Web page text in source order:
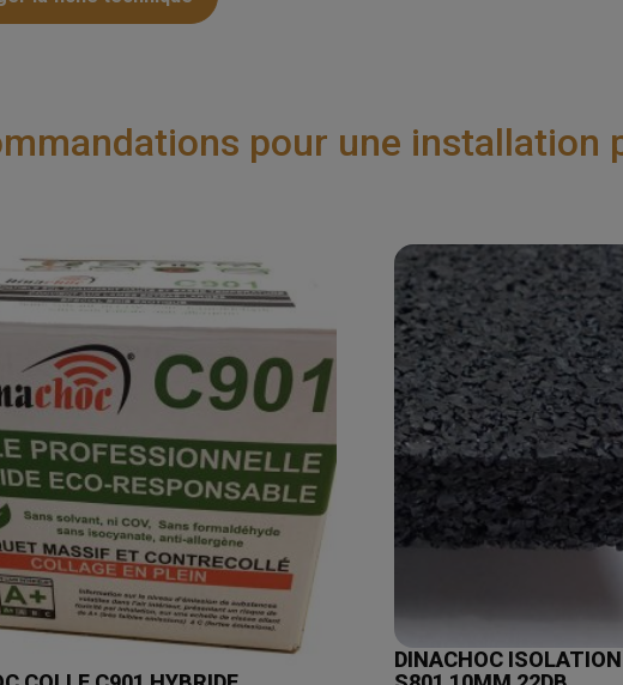
pour une installation
DINACHOC